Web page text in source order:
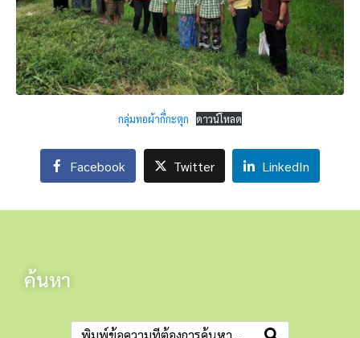
กลุ่มทอผ้ากี่กะตุก ดาวน์โหลด
Facebook Twitter LinkedIn
ค้นหา